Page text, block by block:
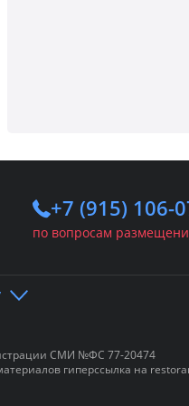
+7 (915) 106-
по вопросам
РестораныСМИ №ФС 77-20474
гиперссылка на